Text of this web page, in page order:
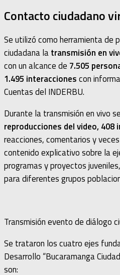
Contacto ciudadano
Se utilizó como herramienta de
ciudadana latransmisión en
con un alcance de 7.505
1.495 interaccionescon
Cuentas del INDERBU.
Durante la transmisión en vivo
reproducciones del video, 408
reacciones, comentarios y
contenido explicativo sobre la
programas y proyectos
para diferentes grupos
Transmisión evento de diálogo
Se trataron los cuatro ejes
Desarrollo “Bucaramanga
son: